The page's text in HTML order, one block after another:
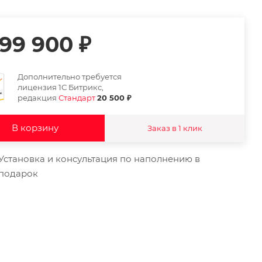
900 ₽
Дополнительно требуется
лицензия 1С Битрикс,
редакцияСтандарт20 500 ₽
В корзину Заказ в 1 клик
и консультация по наполнению в